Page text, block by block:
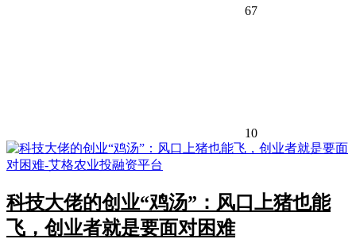
67
10
科技大佬的创业“鸡汤”：风口上猪也能
飞，创业者就是要面对困难